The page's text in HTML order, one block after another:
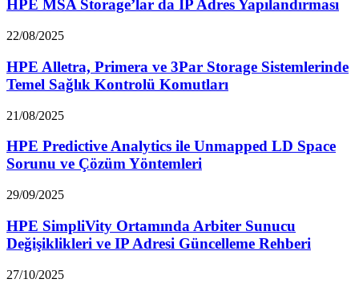
HPE MSA Storage’lar da IP Adres Yapılandırması
22/08/2025
HPE Alletra, Primera ve 3Par Storage Sistemlerinde
Temel Sağlık Kontrolü Komutları
21/08/2025
HPE Predictive Analytics ile Unmapped LD Space
Sorunu ve Çözüm Yöntemleri
29/09/2025
HPE SimpliVity Ortamında Arbiter Sunucu
Değişiklikleri ve IP Adresi Güncelleme Rehberi
27/10/2025